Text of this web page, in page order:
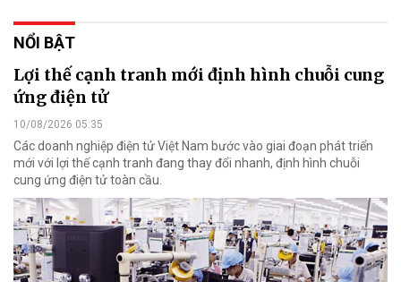
NỔI BẬT
Lợi thế cạnh tranh mới định hình chuỗi cung
ứng điện tử
10/08/2026 05:35
Các doanh nghiệp điện tử Việt Nam bước vào giai đoạn phát triển
mới với lợi thế cạnh tranh đang thay đổi nhanh, định hình chuỗi
cung ứng điện tử toàn cầu.